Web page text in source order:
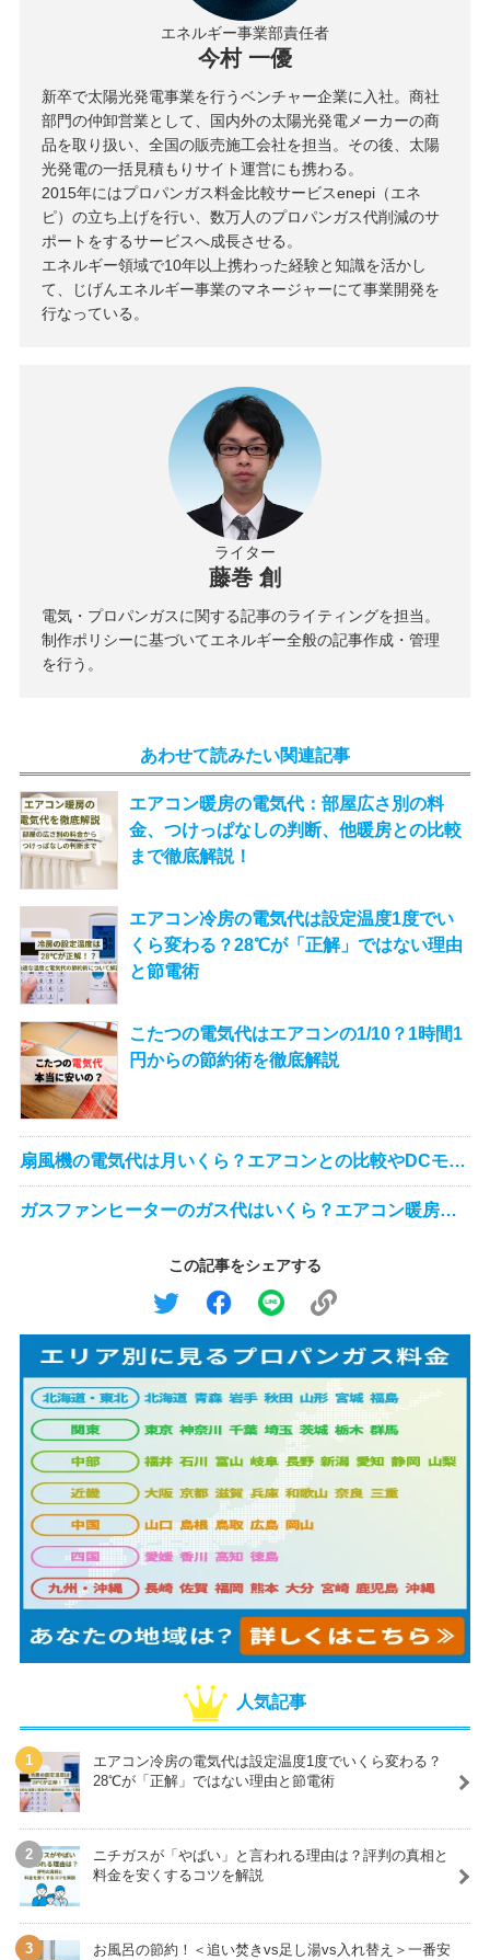
エネルギー事業部責任者
今村 一優
新卒で太陽光発電事業を行うベンチャー企業に入社。商社
部門の仲卸営業として、国内外の太陽光発電メーカーの商
品を取り扱い、全国の販売施工会社を担当。その後、太陽
光発電の一括見積もりサイト運営にも携わる。
2015年にはプロパンガス料金比較サービスenepi（エネ
ピ）の立ち上げを行い、数万人のプロパンガス代削減のサ
ポートをするサービスへ成長させる。
エネルギー領域で10年以上携わった経験と知識を活かし
て、じげんエネルギー事業のマネージャーにて事業開発を
行なっている。
ライター
藤巻 創
電気・プロパンガスに関する記事のライティングを担当。
制作ポリシーに基づいてエネルギー全般の記事作成・管理
を行う。
あわせて読みたい関連記事
エアコン暖房の電気代：部屋広さ別の料
金、つけっぱなしの判断、他暖房との比較
まで徹底解説！
エアコン冷房の電気代は設定温度1度でい
くら変わる？28℃が「正解」ではない理由
と節電術
こたつの電気代はエアコンの1/10？1時間1
円からの節約術を徹底解説
扇風機の電気代は月いくら？エアコンとの比較やDCモー
ターの節約効果を徹底解説
ガスファンヒーターのガス代はいくら？エアコン暖房よ
この記事をシェアする
人気記事
エアコン冷房の電気代は設定温度1度でいくら変わる？
28℃が「正解」ではない理由と節電術
ニチガスが「やばい」と言われる理由は？評判の真相と
料金を安くするコツを解説
お風呂の節約！＜追い焚きvs足し湯vs入れ替え＞一番安